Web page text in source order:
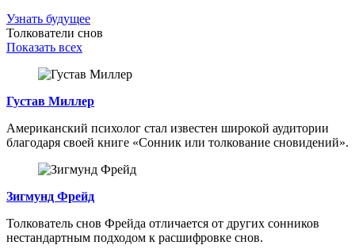
Узнать будущее
Толкователи снов
Показать всех
Густав Миллер
Американский психолог стал известен широкой аудитории
благодаря своей книге «Сонник или толкование сновидений».
Зигмунд Фрейд
Толкователь снов Фрейда отличается от других сонников
нестандартным подходом к расшифровке снов.